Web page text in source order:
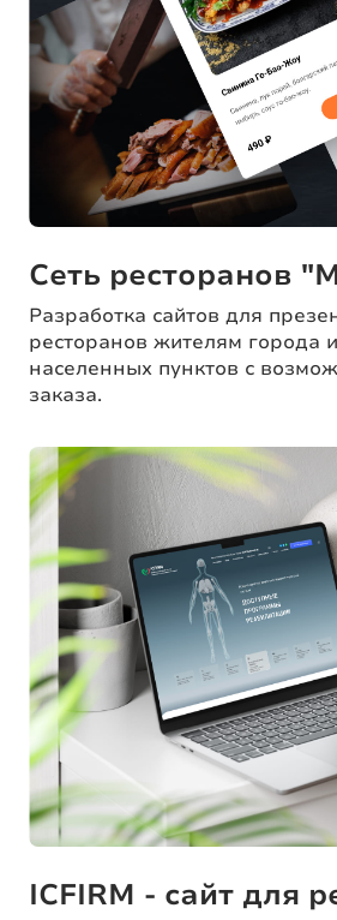
Разработка сайтов для
ресторанов жителям города
населенных пунктов с
заказа.